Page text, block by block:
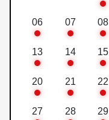
06 07 08
13 14 15
20 21 22
27 28 29